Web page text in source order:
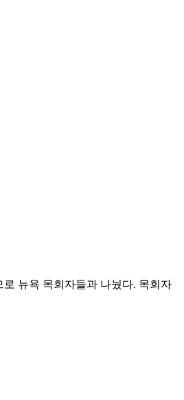
뉴욕 목회자들과 나눴다. 목회자